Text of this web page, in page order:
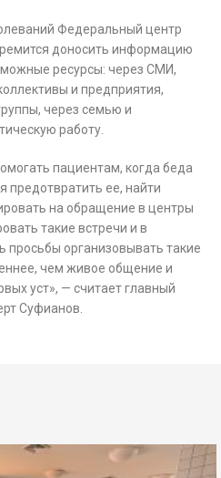
Федеральный центр
доносить информацию
ресурсы: через СМИ,
и предприятия,
через семью и
работу.
пациентам, когда беда
предотвратить ее, найти
на обращение в центры
такие встречи и в
просьбы организовывать такие
чем живое общение и
уст», — считает главный
Суфианов.